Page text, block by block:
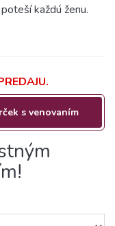
každú ženu.
s venovaním